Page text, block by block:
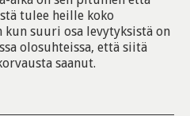
tulee heille koko
kun suuri osa levytyksistä on
olosuhteissa, että siitä
saanut.